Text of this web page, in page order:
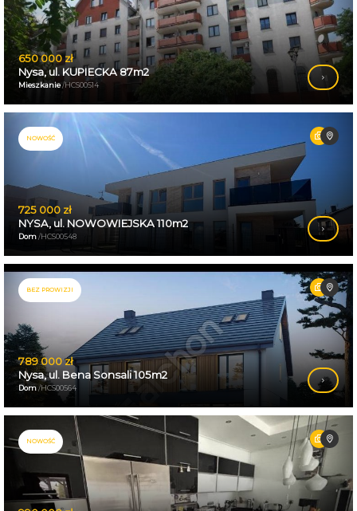
650 000 zł
Nysa, ul. KUPIECKA 87m2
Mieszkanie/HCS00514
NOWOŚĆ
725 000 zł
NYSA, ul. NOWOWIEJSKA 110m2
Dom/HCS00548
BEZ PROWIZJI
789 000 zł
Nysa, ul. Bena Sonsali 105m2
Dom/HCS00564
NOWOŚĆ